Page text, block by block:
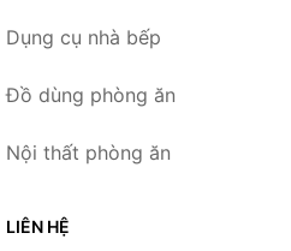
Dụng cụ nhà bếp
Đồ dùng phòng ăn
Nội thất phòng ăn
LIÊN HỆ